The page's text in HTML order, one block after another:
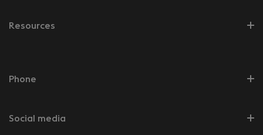
Resources
Phone
Social media